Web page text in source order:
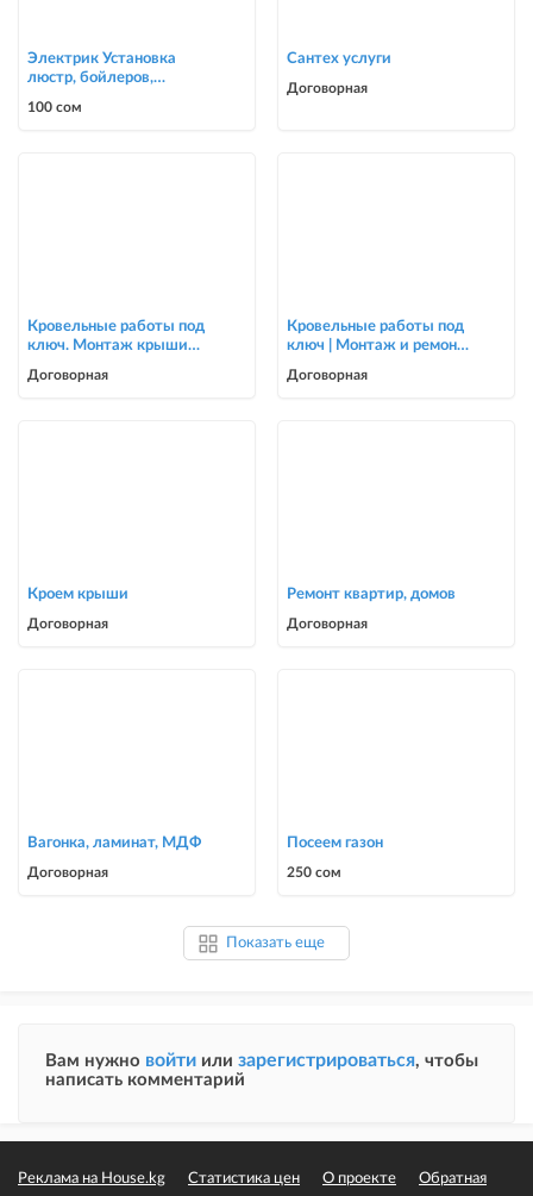
Электрик Установка
люстр, бойлеров,
0700303090
100 сом
Сантех услуги
Договорная
Кровельные работы под
ключ. Монтаж крыши
коттеджей
Договорная
Кровельные работы под
ключ | Монтаж и ремонт
Договорная
Кроем крыши
Договорная
Ремонт квартир, домов
Договорная
Вагонка, ламинат, МДФ
Договорная
Посеем газон
250 сом
Показать еще
Вам нужно войти или зарегистрироваться, чтобы
написать комментарий
Реклама на House.kg Статистика цен О проекте Обратная